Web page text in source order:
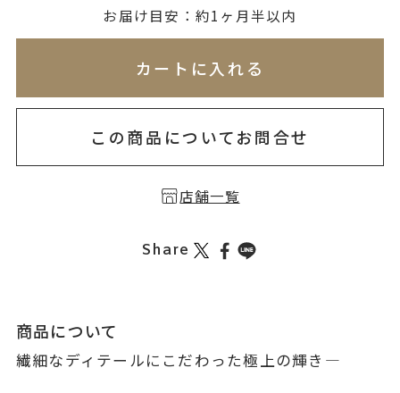
(刻印について)※必ず選択ください
お届け目安：約1ヶ月半以内
カートに入れる
この商品についてお問合せ
店舗一覧
Share
商品について
繊細なディテールにこだわった極上の輝き―